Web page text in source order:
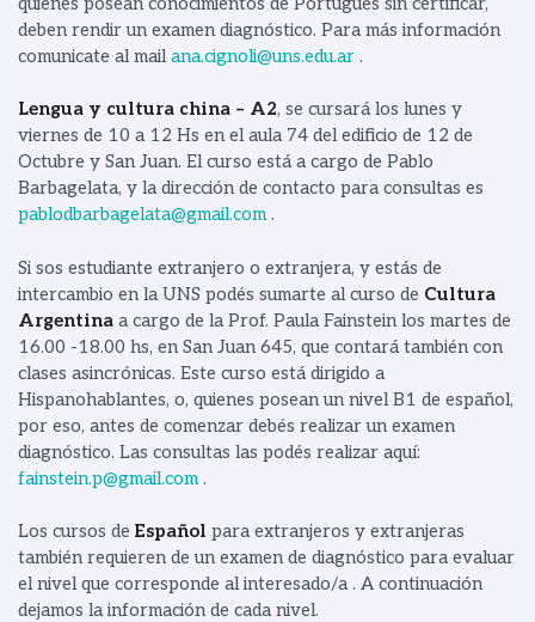
deben rendir un examen diagnóstico. Para más información
comunicate al mail ana.cignoli@uns.edu.ar .
Lengua y cultura china – A2, se cursará los lunes y
viernes de 10 a 12 Hs en el aula 74 del edificio de 12 de
Octubre y San Juan. El curso está a cargo de Pablo
Barbagelata, y la dirección de contacto para consultas es
pablodbarbagelata@gmail.com.
Si sos estudiante extranjero o extranjera, y estás de
intercambio en la UNS podés sumarte al curso de Cultura
Argentina a cargo de la Prof. Paula Fainstein los martes de
16.00 -18.00 hs, en San Juan 645, que contará también con
clases asincrónicas. Este curso está dirigido a
Hispanohablantes, o, quienes posean un nivel B1 de español,
por eso, antes de comenzar debés realizar un examen
diagnóstico. Las consultas las podés realizar aquí:
fainstein.p@gmail.com .
Los cursos deEspañol para extranjeros y extranjeras
también requieren de un examen de diagnóstico para evaluar
el nivel que corresponde al interesado/a . A continuación
dejamos la información de cada nivel.